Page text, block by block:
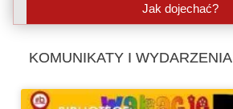
Jak dojechać?
KOMUNIKATY I WYDARZENIA